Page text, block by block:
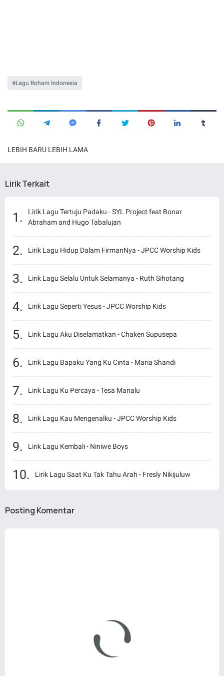
Lagu Rohani Indonesia
LEBIH BARU LEBIH LAMA
Lirik Terkait
Lirik Lagu Tertuju Padaku - SYL Project feat Bonar
Abraham and Hugo Tabalujan
Lirik Lagu Hidup Dalam FirmanNya - JPCC Worship Kids
Lirik Lagu Selalu Untuk Selamanya - Ruth Sihotang
Lirik Lagu Seperti Yesus - JPCC Worship Kids
Lirik Lagu Aku Diselamatkan - Chaken Supusepa
Lirik Lagu Bapaku Yang Ku Cinta - Maria Shandi
Lirik Lagu Ku Percaya - Tesa Manalu
Lirik Lagu Kau Mengenalku - JPCC Worship Kids
Lirik Lagu Kembali - Niniwe Boys
Lirik Lagu Saat Ku Tak Tahu Arah - Fresly Nikijuluw
Posting Komentar